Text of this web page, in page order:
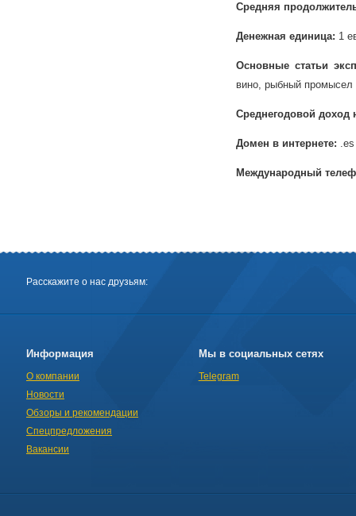
Средняя
Денежная единица: 1
Основные статьи
вино, рыбный промысел
Среднегодовой доход
Домен в интернете: .es
Международный
Расскажите о нас друзьям:
Информация
О компании
Новости
Обзоры и рекомендации
Спецпредложения
Вакансии
Мы в социальных сетях
Telegram